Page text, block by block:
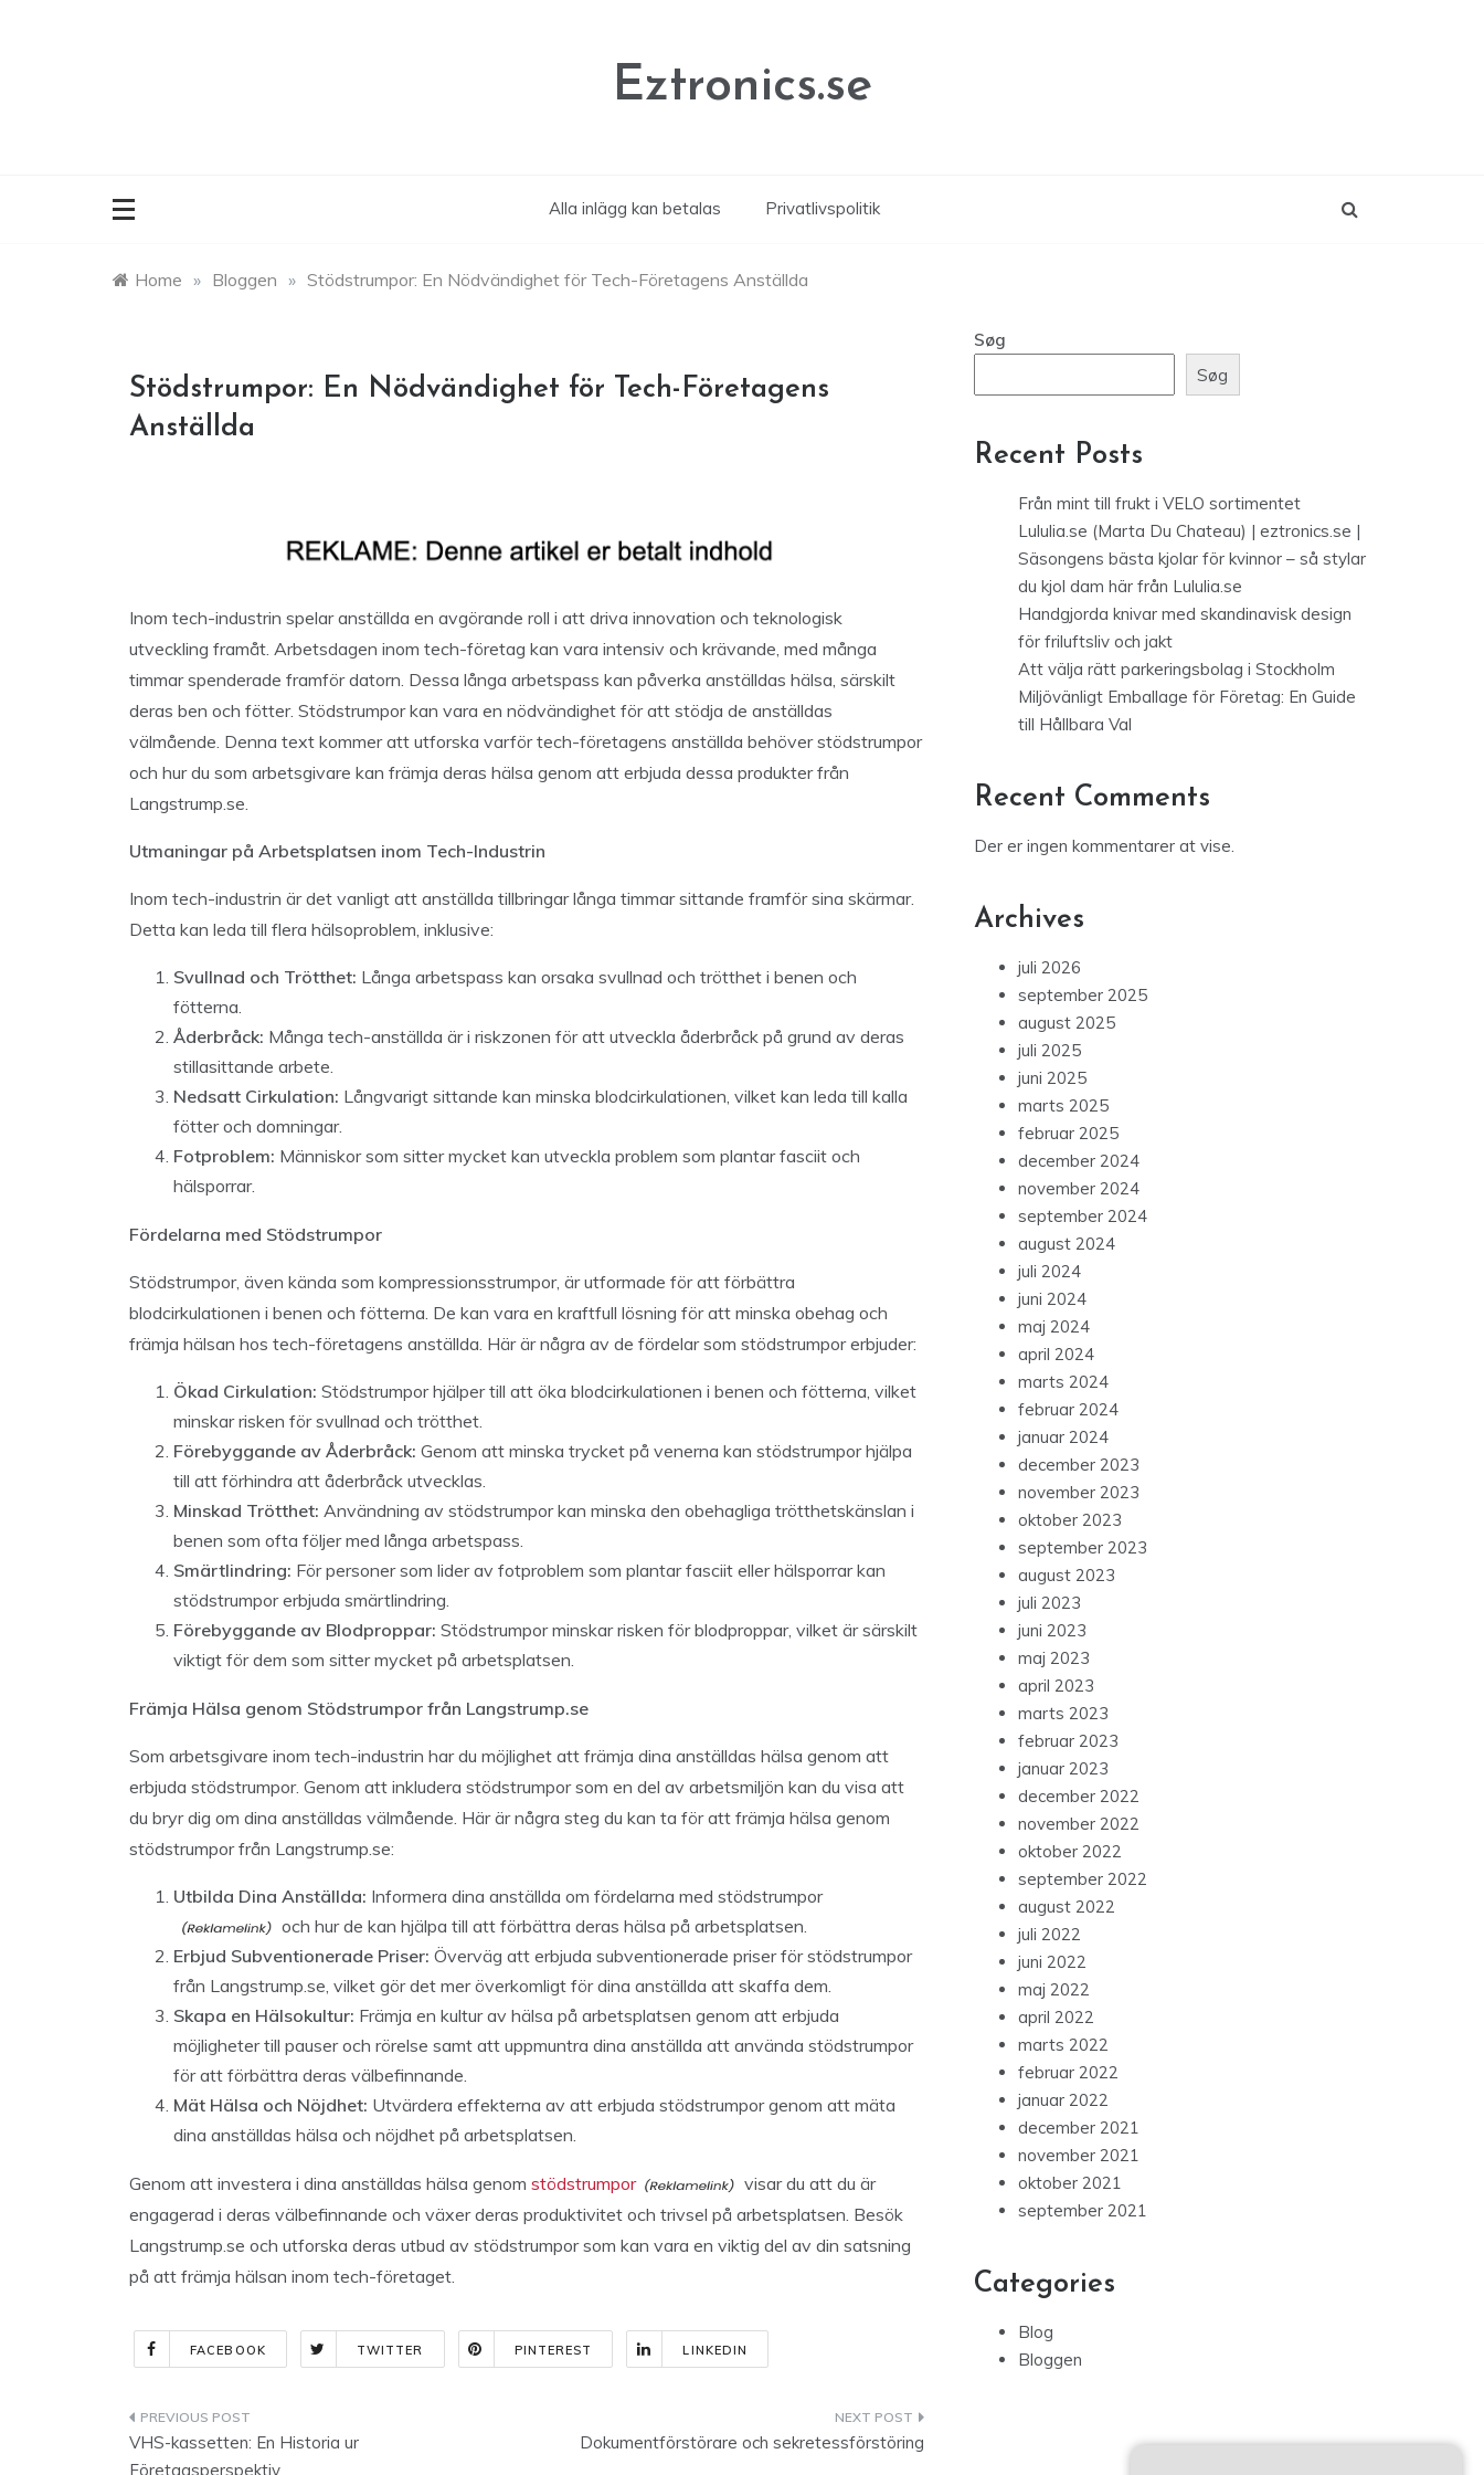
Eztronics.se
Alla inlägg kan betalas Privatlivspolitik
Home » Bloggen » Stödstrumpor: En Nödvändighet för Tech-Företagens Anställda
Stödstrumpor: En Nödvändighet för Tech-Företagens
Anställda
Inom tech-industrin spelar anställda en avgörande roll i att driva innovation och teknologisk
utveckling framåt. Arbetsdagen inom tech-företag kan vara intensiv och krävande, med många
timmar spenderade framför datorn. Dessa långa arbetspass kan påverka anställdas hälsa, särskilt
deras ben och fötter. Stödstrumpor kan vara en nödvändighet för att stödja de anställdas
välmående. Denna text kommer att utforska varför tech-företagens anställda behöver stödstrumpor
och hur du som arbetsgivare kan främja deras hälsa genom att erbjuda dessa produkter från
Langstrump.se.
Utmaningar på Arbetsplatsen inom Tech-Industrin
Inom tech-industrin är det vanligt att anställda tillbringar långa timmar sittande framför sina skärmar.
Detta kan leda till flera hälsoproblem, inklusive:
Svullnad och Trötthet: Långa arbetspass kan orsaka svullnad och trötthet i benen och
fötterna.
Åderbråck: Många tech-anställda är i riskzonen för att utveckla åderbråck på grund av deras
stillasittande arbete.
Nedsatt Cirkulation: Långvarigt sittande kan minska blodcirkulationen, vilket kan leda till kalla
fötter och domningar.
Fotproblem: Människor som sitter mycket kan utveckla problem som plantar fasciit och
hälsporrar.
Fördelarna med Stödstrumpor
Stödstrumpor, även kända som kompressionsstrumpor, är utformade för att förbättra
blodcirkulationen i benen och fötterna. De kan vara en kraftfull lösning för att minska obehag och
främja hälsan hos tech-företagens anställda. Här är några av de fördelar som stödstrumpor erbjuder:
Ökad Cirkulation: Stödstrumpor hjälper till att öka blodcirkulationen i benen och fötterna, vilket
minskar risken för svullnad och trötthet.
Förebyggande av Åderbråck: Genom att minska trycket på venerna kan stödstrumpor hjälpa
till att förhindra att åderbråck utvecklas.
Minskad Trötthet: Användning av stödstrumpor kan minska den obehagliga trötthetskänslan i
benen som ofta följer med långa arbetspass.
Smärtlindring: För personer som lider av fotproblem som plantar fasciit eller hälsporrar kan
stödstrumpor erbjuda smärtlindring.
Förebyggande av Blodproppar: Stödstrumpor minskar risken för blodproppar, vilket är särskilt
viktigt för dem som sitter mycket på arbetsplatsen.
Främja Hälsa genom Stödstrumpor från Langstrump.se
Som arbetsgivare inom tech-industrin har du möjlighet att främja dina anställdas hälsa genom att
erbjuda stödstrumpor. Genom att inkludera stödstrumpor som en del av arbetsmiljön kan du visa att
du bryr dig om dina anställdas välmående. Här är några steg du kan ta för att främja hälsa genom
stödstrumpor från Langstrump.se:
Utbilda Dina Anställda: Informera dina anställda om fördelarna med stödstrumpor
och hur de kan hjälpa till att förbättra deras hälsa på arbetsplatsen.
Erbjud Subventionerade Priser: Överväg att erbjuda subventionerade priser för stödstrumpor
från Langstrump.se, vilket gör det mer överkomligt för dina anställda att skaffa dem.
Skapa en Hälsokultur: Främja en kultur av hälsa på arbetsplatsen genom att erbjuda
möjligheter till pauser och rörelse samt att uppmuntra dina anställda att använda stödstrumpor
för att förbättra deras välbefinnande.
Mät Hälsa och Nöjdhet: Utvärdera effekterna av att erbjuda stödstrumpor genom att mäta
dina anställdas hälsa och nöjdhet på arbetsplatsen.
Genom att investera i dina anställdas hälsa genom stödstrumpor
visar du att du är
engagerad i deras välbefinnande och växer deras produktivitet och trivsel på arbetsplatsen. Besök
Langstrump.se och utforska deras utbud av stödstrumpor som kan vara en viktig del av din satsning
på att främja hälsan inom tech-företaget.
FACEBOOK TWITTER PINTEREST LINKEDIN
Indlægsnavigation
VHS-kassetten: En Historia ur
Företagsperspektiv
Dokumentförstörare och sekretessförstöring
Søg
Søg
Recent Posts
Från mint till frukt i VELO sortimentet
Lululia.se (Marta Du Chateau) | eztronics.se |
Säsongens bästa kjolar för kvinnor – så stylar
du kjol dam här från Lululia.se
Handgjorda knivar med skandinavisk design
för friluftsliv och jakt
Att välja rätt parkeringsbolag i Stockholm
Miljövänligt Emballage för Företag: En Guide
till Hållbara Val
Recent Comments
Der er ingen kommentarer at vise.
Archives
juli 2026
september 2025
august 2025
juli 2025
juni 2025
marts 2025
februar 2025
december 2024
november 2024
september 2024
august 2024
juli 2024
juni 2024
maj 2024
april 2024
marts 2024
februar 2024
januar 2024
december 2023
november 2023
oktober 2023
september 2023
august 2023
juli 2023
juni 2023
maj 2023
april 2023
marts 2023
februar 2023
januar 2023
december 2022
november 2022
oktober 2022
september 2022
august 2022
juli 2022
juni 2022
maj 2022
april 2022
marts 2022
februar 2022
januar 2022
december 2021
november 2021
oktober 2021
september 2021
Categories
Blog
Bloggen